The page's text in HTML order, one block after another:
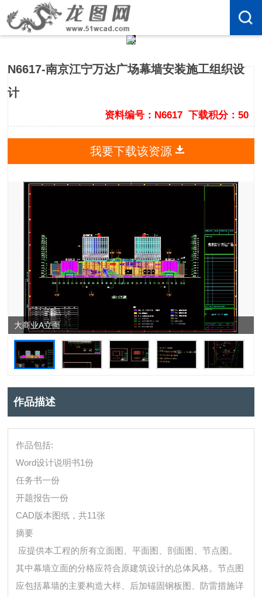
N6617-南京江宁万达广场幕墙安装施工组织设
计
下载积分：50
资料编号：N6617
我要下载该资源
大商业A立面
作品描述
作品包括:
Word设计说明书1份
任务书一份
开题报告一份
CAD版本图纸，共11张
摘要
应提供本工程的所有立面图、平面图、剖面图、节点图。
其中幕墙立面的分格应符合原建筑设计的总体风格。节点图
应包括幕墙的主要构造大样、后加锚固钢板图、防雷措施详